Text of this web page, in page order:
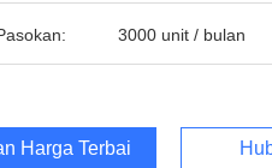
3000 unit / bulan
Harga Terbaik